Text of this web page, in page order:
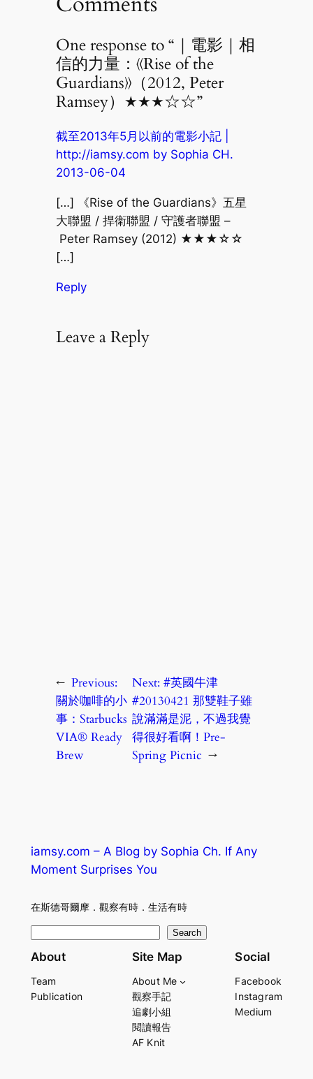
One response to “｜電影｜相
信的力量：《Rise of the
Guardians》（2012, Peter
Ramsey）★★★☆☆”
截至2013年5月以前的電影小記 |
http://iamsy.com by Sophia CH.
2013-06-04
[…] 《Rise of the Guardians》五星
大聯盟 / 捍衛聯盟 / 守護者聯盟 –
Peter Ramsey (2012) ★★★☆☆
[…]
Reply
Leave a Reply
← Previous:
關於咖啡的小
事：Starbucks
VIA® Ready
Brew
Next: #英國牛津
#20130421 那雙鞋子雖
說滿滿是泥，不過我覺
得很好看啊！Pre-
Spring Picnic →
iamsy.com – A Blog by Sophia Ch. If Any
Moment Surprises You
在斯德哥爾摩．觀察有時．生活有時
e
r
Search
About
Team
Publication
Site Map
About Me
觀察手記
追劇小組
閱讀報告
AF Knit
Social
Facebook
Instagram
Medium